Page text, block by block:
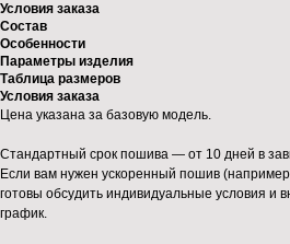
Условия заказа
Состав
Особенности
Параметры изделия
Таблица размеров
Условия заказа
Цена указана за базовую модель.
Стандартный срок пошива — от 10 дней в
Если вам нужен ускоренный пошив
готовы обсудить индивидуальные условия и
график.